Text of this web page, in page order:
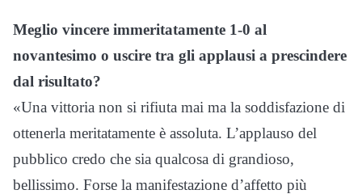
Meglio vincere immeritatamente 1-0 al
novantesimo o uscire tra gli applausi a prescindere
dal risultato?
«Una vittoria non si rifiuta mai ma la soddisfazione di
ottenerla meritatamente è assoluta. L’applauso del
pubblico credo che sia qualcosa di grandioso,
bellissimo. Forse la manifestazione d’affetto più